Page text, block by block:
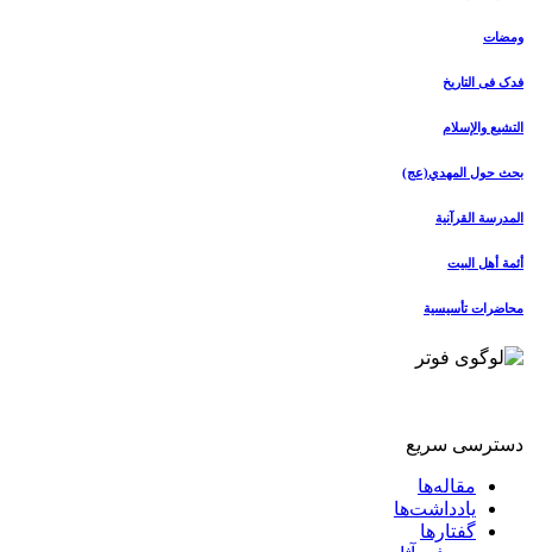
ومضات
فدک فی التاریخ
التشیع والإسلام
بحث حول المهدي(عج)
المدرسة القرآنیة
أئمة أهل البیت
محاضرات تأسیسیة
دسترسی سریع
مقاله‌ها
یادداشت‌ها
گفتارها